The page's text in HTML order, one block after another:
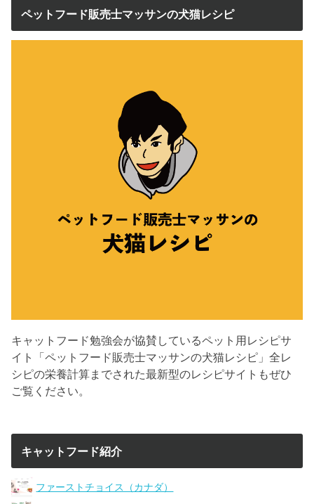
ペットフード販売士マッサンの犬猫レシピ
キャットフード勉強会が協賛しているペット用レシピサ
イト「ペットフード販売士マッサンの犬猫レシピ」全レ
シピの栄養計算までされた最新型のレシピサイトもぜひ
ご覧ください。
キャットフード紹介
ファーストチョイス（カナダ）